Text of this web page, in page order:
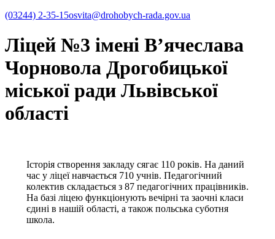
(03244) 2-35-15osvita@drohobych-rada.gov.ua
Ліцей №3 імені В’ячеслава
Чорновола Дрогобицької
міської ради Львівської
області
Історія створення закладу сягає 110 років. На даний
час у ліцеї навчається 710 учнів. Педагогічний
колектив складається з 87 педагогічних працівників.
На базі ліцею функціонують вечірні та заочні класи
єдині в нашій області, а також польська суботня
школа.